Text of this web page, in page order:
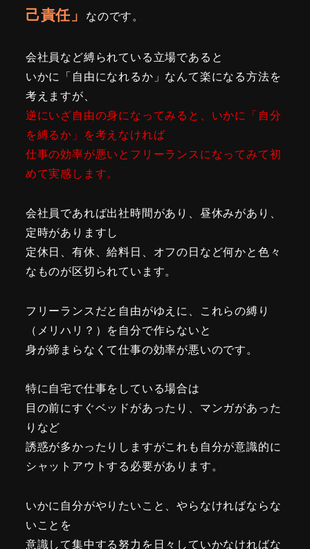
己責任」 なのです。
会社員など縛られている立場であると
いかに「自由になれるか」なんて楽になる方法を
考えますが、
逆にいざ自由の身になってみると、いかに「自分
を縛るか」を考えなければ
仕事の効率が悪いとフリーランスになってみて初
めて実感します。
会社員であれば出社時間があり、昼休みがあり、
定時がありますし
定休日、有休、給料日、オフの日など何かと色々
なものが区切られています。
フリーランスだと自由がゆえに、これらの縛り
（メリハリ？）を自分で作らないと
身が締まらなくて仕事の効率が悪いのです。
特に自宅で仕事をしている場合は
目の前にすぐベッドがあったり、マンガがあった
りなど
誘惑が多かったりしますがこれも自分が意識的に
シャットアウトする必要があります。
いかに自分がやりたいこと、やらなければならな
いことを
意識して集中する努力を日々していかなければな